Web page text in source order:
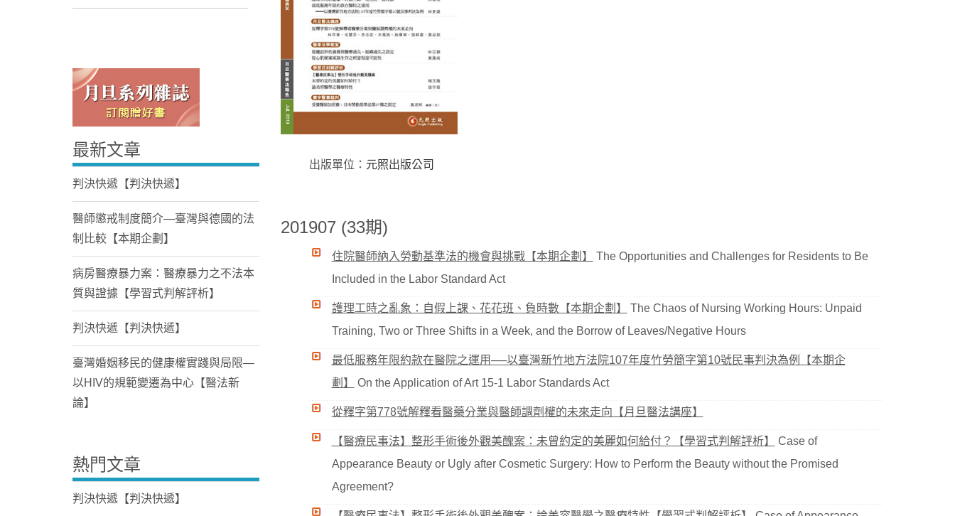
Home
出版單位： 元照出版公司
201907 (33期)
住院醫師納入勞動基準法的機會與挑戰【本期企劃】
The Opportunities and Challenges for Residents to Be
Included in the Labor Standard Act
護理工時之亂象：自假上課、花花班、負時數【本期企劃】
The Chaos of Nursing Working Hours: Unpaid
Training, Two or Three Shifts in a Week, and the Borrow of Leaves/Negative Hours
最低服務年限約款在醫院之運用──以臺灣新竹地方法院107年度竹勞簡字第10號民事判決為例【本期企
劃】
On the Application of Art 15-1 Labor Standards Act
從釋字第778號解釋看醫藥分業與醫師調劑權的未來走向【月旦醫法講座】
【醫療民事法】整形手術後外觀美醜案：未曾約定的美麗如何給付？【學習式判解評析】
Case of
Appearance Beauty or Ugly after Cosmetic Surgery: How to Perform the Beauty without the Promised
Agreement?
最新文章
判決快遞【判決快遞】
醫師懲戒制度簡介—臺灣與德國的法
制比較【本期企劃】
病房醫療暴力案：醫療暴力之不法本
質與證據【學習式判解評析】
判決快遞【判決快遞】
臺灣婚姻移民的健康權實踐與局限—
以HIV的規範變遷為中心【醫法新
論】
熱門文章
判決快遞【判決快遞】